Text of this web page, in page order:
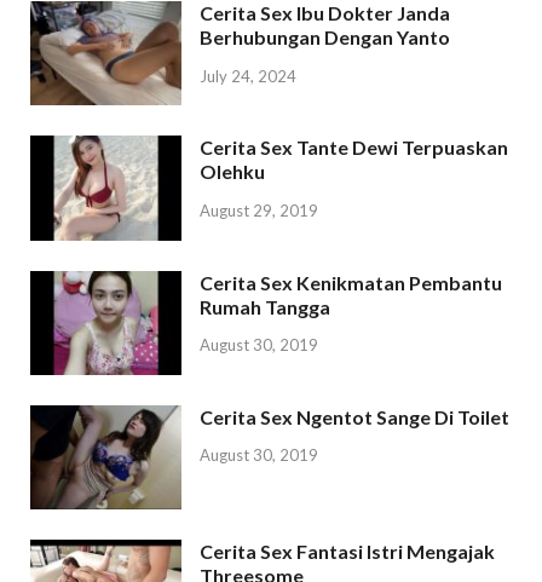
Cerita Sex Ibu Dokter Janda
Berhubungan Dengan Yanto
July 24, 2024
Cerita Sex Tante Dewi Terpuaskan
Olehku
August 29, 2019
Cerita Sex Kenikmatan Pembantu
Rumah Tangga
August 30, 2019
Cerita Sex Ngentot Sange Di Toilet
August 30, 2019
Cerita Sex Fantasi Istri Mengajak
Threesome